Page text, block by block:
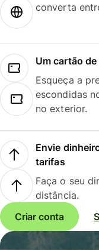
converta
Um cartão
Esqueça a
escondidas
no exterior.
Envie
tarifas
Faça o seu
distância.
Criar conta